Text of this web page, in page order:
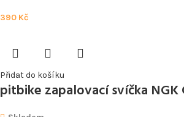
390 Kč
Přidat do košíku
pitbike zapalovací svíčka NGK